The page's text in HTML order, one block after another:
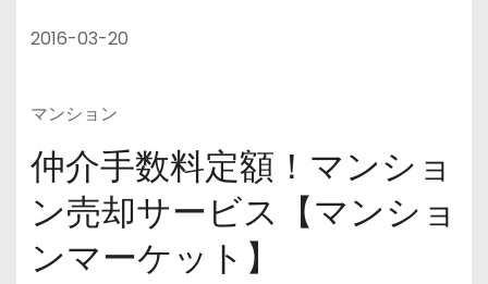
2016-03-20
マンション
仲介手数料定額！マンショ
ン売却サービス【マンショ
ンマーケット】